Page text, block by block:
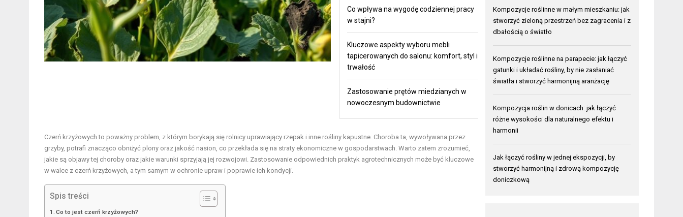
Co wpływa na wygodę codziennej pracy
w stajni?
Kluczowe aspekty wyboru mebli
tapicerowanych do salonu: komfort, styl i
trwałość
Zastosowanie prętów miedzianych w
nowoczesnym budownictwie
Czerń krzyżowych to poważny problem, z którym borykają się rolnicy uprawiający rzepak i inne rośliny kapustne. Choroba ta, wywoływana przez
grzyby, potrafi znacząco obniżyć plony oraz jakość nasion, co przekłada się na straty ekonomiczne w gospodarstwach. Warto zatem zrozumieć,
jakie są objawy tej choroby oraz jakie warunki sprzyjają jej rozwojowi. Zastosowanie odpowiednich praktyk agrotechnicznych może być kluczowe
w walce z czerń krzyżowych, a tym samym w ochronie upraw i poprawie ich kondycji.
Spis treści
Co to jest czerń krzyżowych?
Kompozycje roślinne w małym mieszkaniu: jak
stworzyć zieloną przestrzeń bez zagracenia i z
dbałością o światło
Kompozycje roślinne na parapecie: jak łączyć
gatunki i układać rośliny, by nie zasłaniać
światła i stworzyć harmonijną aranżację
Kompozycja roślin w donicach: jak łączyć
różne wysokości dla naturalnego efektu i
harmonii
Jak łączyć rośliny w jednej ekspozycji, by
stworzyć harmonijną i zdrową kompozycję
doniczkową